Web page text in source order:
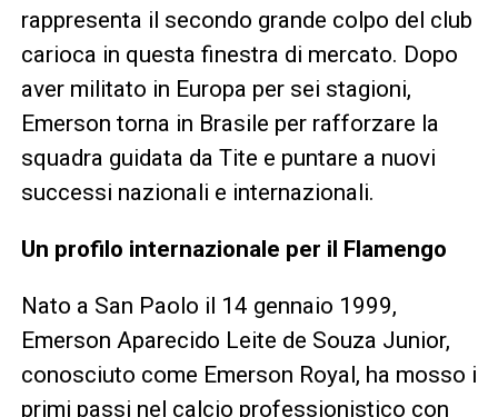
rappresenta il secondo grande colpo del club
carioca in questa finestra di mercato. Dopo
aver militato in Europa per sei stagioni,
Emerson torna in Brasile per rafforzare la
squadra guidata da Tite e puntare a nuovi
successi nazionali e internazionali.
Un profilo internazionale per il Flamengo
Nato a San Paolo il 14 gennaio 1999,
Emerson Aparecido Leite de Souza Junior,
conosciuto come Emerson Royal, ha mosso i
primi passi nel calcio professionistico con